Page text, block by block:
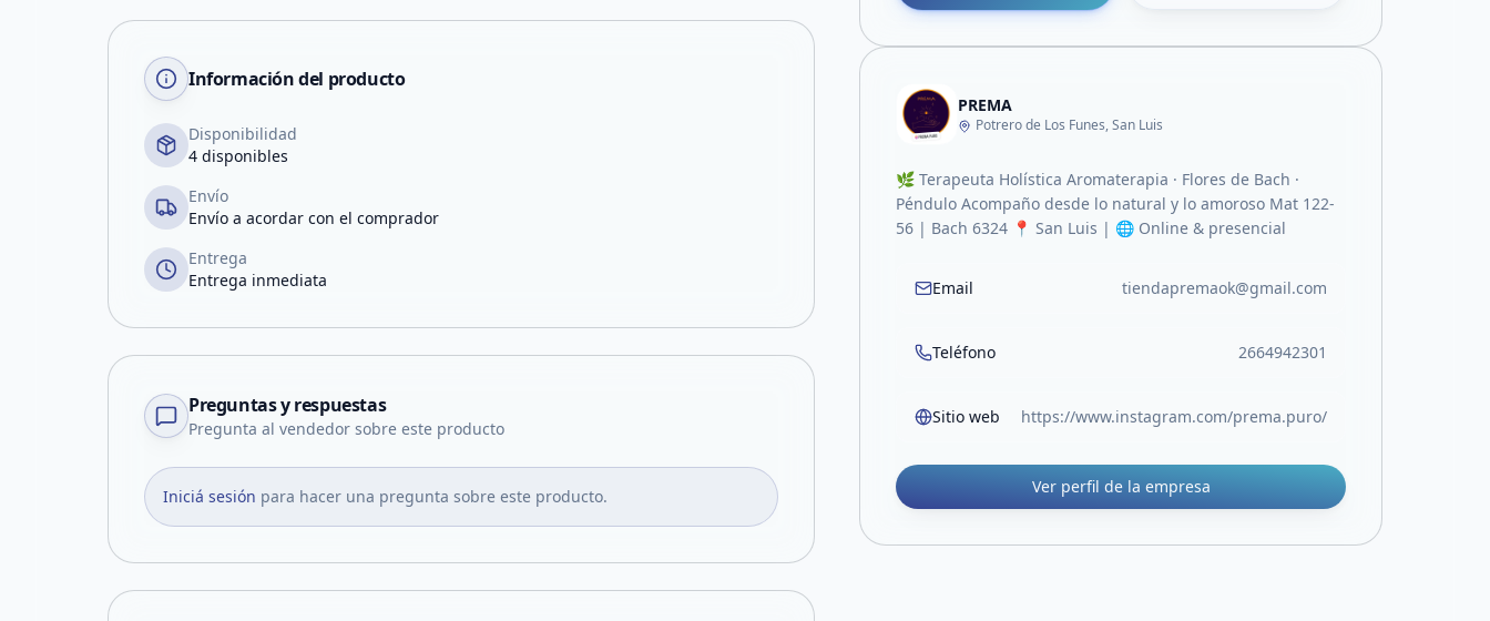
Información del producto
Disponibilidad
4 disponibles
Envío
Envío a acordar con el comprador
Entrega
Entrega inmediata
Preguntas y respuestas
Pregunta al vendedor sobre este producto
Iniciá sesión para hacer una pregunta sobre este producto.
PREMA
Potrero de Los Funes, San Luis
🌿 Terapeuta Holística Aromaterapia · Flores de Bach ·
Péndulo Acompaño desde lo natural y lo amoroso Mat 122-
56 | Bach 6324 📍 San Luis | 🌐 Online & presencial
Email tiendapremaok@gmail.com
Teléfono 2664942301
Sitio web https://www.instagram.com/prema.puro/
Ver perfil de la empresa